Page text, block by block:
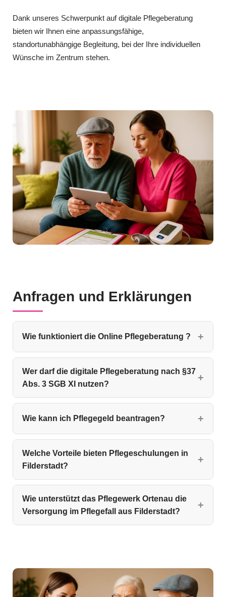
Dank unseres Schwerpunkt auf digitale Pflegeberatung
bieten wir Ihnen eine anpassungsfähige,
standortunabhängige Begleitung, bei der Ihre individuellen
Wünsche im Zentrum stehen.
Anfragen und Erklärungen
Wie funktioniert die Online Pflegeberatung ?
Wer darf die digitale Pflegeberatung nach §37
Abs. 3 SGB XI nutzen?
Wie kann ich Pflegegeld beantragen?
Welche Vorteile bieten Pflegeschulungen in
Filderstadt?
Wie unterstützt das Pflegewerk Ortenau die
Versorgung im Pflegefall aus Filderstadt?